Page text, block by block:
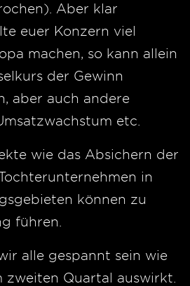
Aber klar
euer Konzern viel
machen, so kann allein
der Gewinn
aber auch andere
etc.
wie das Absichern der
in
können zu
führen.
alle gespannt sein wie
zweiten Quartal auswirkt.